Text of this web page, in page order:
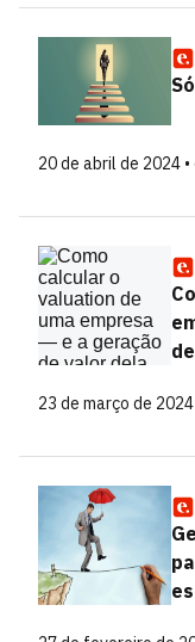
20 de abril de 2024
23 de março de